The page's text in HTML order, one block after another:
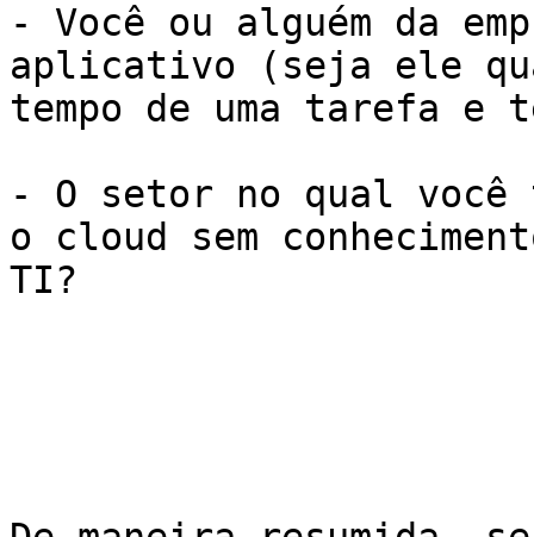
- Você ou alguém da
aplicativo (seja ele
tempo de uma tarefa e
- O setor no qual
o cloud sem
TI?